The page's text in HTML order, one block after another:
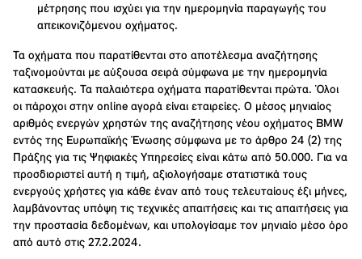
μέτρησης που ισχύει για την ημερομηνία παραγωγής του
απεικονιζόμενου οχήματος.
Τα οχήματα που παρατίθενται στο αποτέλεσμα αναζήτησης
ταξινομούνται με αύξουσα σειρά σύμφωνα με την ημερομηνία
κατασκευής. Τα παλαιότερα οχήματα παρατίθενται πρώτα. Όλοι
οι πάροχοι στην online αγορά είναι εταιρείες. Ο μέσος μηνιαίος
αριθμός ενεργών χρηστών της αναζήτησης νέου οχήματος BMW
εντός της Ευρωπαϊκής Ένωσης σύμφωνα με το άρθρο 24 (2) της
Πράξης για τις Ψηφιακές Υπηρεσίες είναι κάτω από 50.000. Για να
προσδιοριστεί αυτή η τιμή, αξιολογήσαμε στατιστικά τους
ενεργούς χρήστες για κάθε έναν από τους τελευταίους έξι μήνες,
λαμβάνοντας υπόψη τις τεχνικές απαιτήσεις και τις απαιτήσεις για
την προστασία δεδομένων, και υπολογίσαμε τον μηνιαίο μέσο όρο
από αυτό στις 27.2.2024.